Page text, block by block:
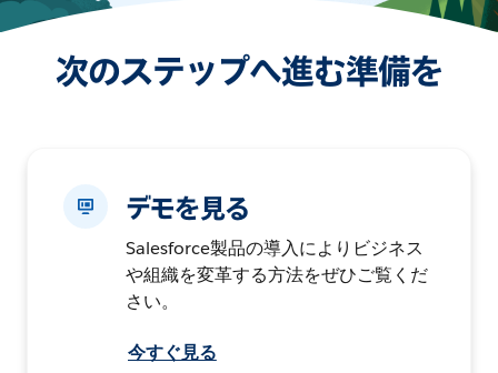
次のステップへ進む準備を
デモを見る
Salesforce製品の導入によりビジネス
や組織を変革する方法をぜひご覧くだ
さい。
今すぐ見る